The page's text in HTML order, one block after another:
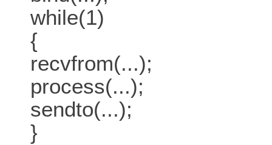
while(1)
{
recvfrom(...);
process(...);
sendto(...);
}